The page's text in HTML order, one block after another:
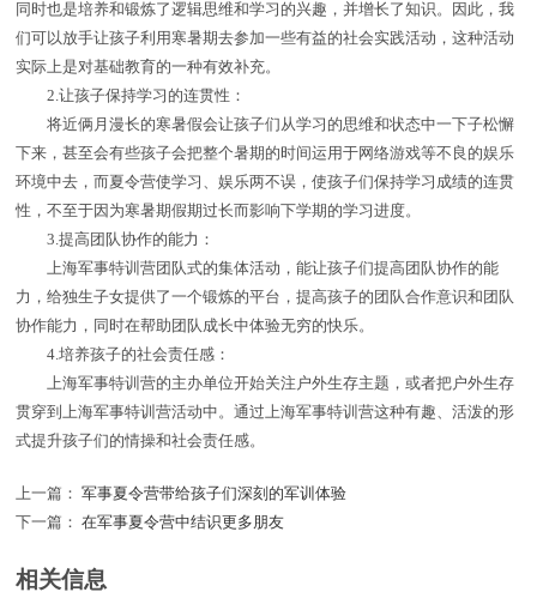
同时也是培养和锻炼了逻辑思维和学习的兴趣，并增长了知识。因此，我
们可以放手让孩子利用寒暑期去参加一些有益的社会实践活动，这种活动
实际上是对基础教育的一种有效补充。
2.让孩子保持学习的连贯性：
将近俩月漫长的寒暑假会让孩子们从学习的思维和状态中一下子松懈
下来，甚至会有些孩子会把整个暑期的时间运用于网络游戏等不良的娱乐
环境中去，而夏令营使学习、娱乐两不误，使孩子们保持学习成绩的连贯
性，不至于因为寒暑期假期过长而影响下学期的学习进度。
3.提高团队协作的能力：
上海军事特训营团队式的集体活动，能让孩子们提高团队协作的能
力，给独生子女提供了一个锻炼的平台，提高孩子的团队合作意识和团队
协作能力，同时在帮助团队成长中体验无穷的快乐。
4.培养孩子的社会责任感：
上海军事特训营的主办单位开始关注户外生存主题，或者把户外生存
贯穿到上海军事特训营活动中。通过上海军事特训营这种有趣、活泼的形
式提升孩子们的情操和社会责任感。
上一篇： 军事夏令营带给孩子们深刻的军训体验
下一篇： 在军事夏令营中结识更多朋友
相关信息